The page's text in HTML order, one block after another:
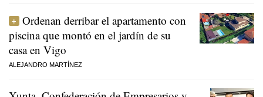
Ordenan derribar el apartamento con
piscina que montó en el jardín de su
casa en Vigo
ALEJANDRO MARTÍNEZ